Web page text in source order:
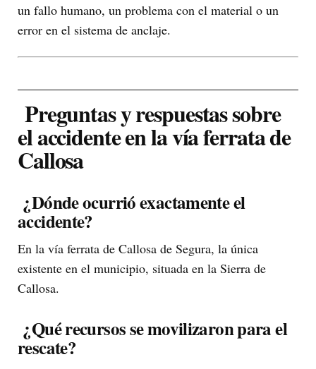
un fallo humano, un problema con el material o un
error en el sistema de anclaje.
Preguntas y respuestas sobre
el accidente en la vía ferrata de
Callosa
¿Dónde ocurrió exactamente el
accidente?
En la vía ferrata de Callosa de Segura, la única
existente en el municipio, situada en la Sierra de
Callosa.
¿Qué recursos se movilizaron para el
rescate?